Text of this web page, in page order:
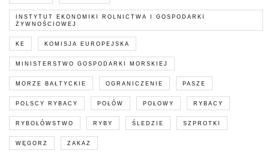
INSTYTUT EKONOMIKI ROLNICTWA I GOSPODARKI
ŻYWNOŚCIOWEJ
KE KOMISJA EUROPEJSKA
MINISTERSTWO GOSPODARKI MORSKIEJ
MORZE BAŁTYCKIE OGRANICZENIE PASZE
POLSCY RYBACY POŁÓW POŁOWY RYBACY
RYBOŁÓWSTWO RYBY ŚLEDZIE SZPROTKI
WĘGORZ ZAKAZ